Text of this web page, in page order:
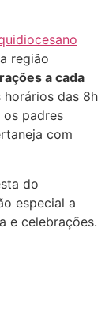
região
a cada
das 8h
os padres
com
do
especial a
e celebrações.